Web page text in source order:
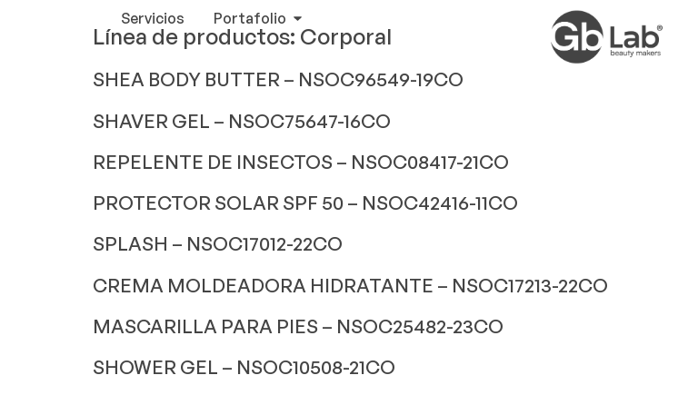
Servicios Portafolio
Línea de productos: Corporal
SHEA BODY BUTTER – NSOC96549-19CO
SHAVER GEL – NSOC75647-16CO
REPELENTE DE INSECTOS – NSOC08417-21CO
PROTECTOR SOLAR SPF 50 – NSOC42416-11CO
SPLASH – NSOC17012-22CO
CREMA MOLDEADORA HIDRATANTE – NSOC17213-22CO
MASCARILLA PARA PIES – NSOC25482-23CO
SHOWER GEL – NSOC10508-21CO